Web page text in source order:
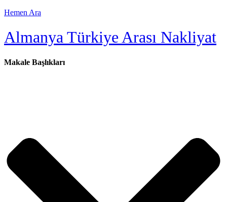
Hemen Ara
Almanya Türkiye Arası Nakliyat
Makale Başlıkları